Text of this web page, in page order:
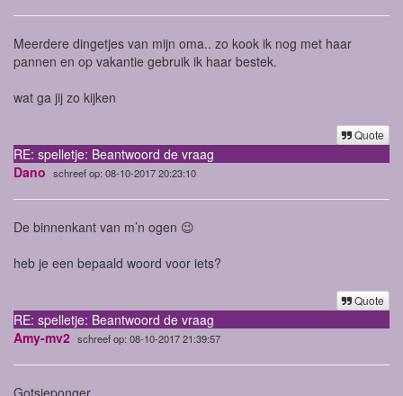
Meerdere dingetjes van mijn oma.. zo kook ik nog met haar
pannen en op vakantie gebruik ik haar bestek.
wat ga jij zo kijken
Quote
RE: spelletje: Beantwoord de vraag
Dano schreef op: 08-10-2017 20:23:10
De binnenkant van m’n ogen 😉
heb je een bepaald woord voor iets?
Quote
RE: spelletje: Beantwoord de vraag
Amy-mv2 schreef op: 08-10-2017 21:39:57
Gotsjeponger